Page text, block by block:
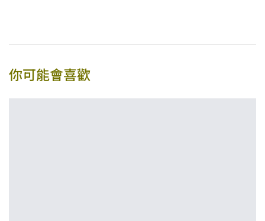
你可能會喜歡